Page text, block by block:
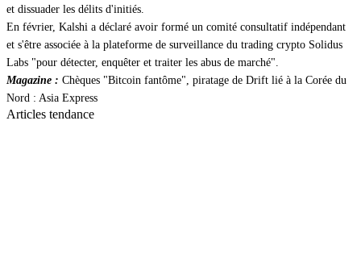
et dissuader les délits d'initiés.
En février, Kalshi a déclaré avoir formé un comité consultatif indépendant
et s'être associée à la plateforme de surveillance du trading crypto Solidus
Labs "pour détecter, enquêter et traiter les abus de marché".
Magazine : Chèques "Bitcoin fantôme", piratage de Drift lié à la Corée du
Nord : Asia Express
Articles tendance